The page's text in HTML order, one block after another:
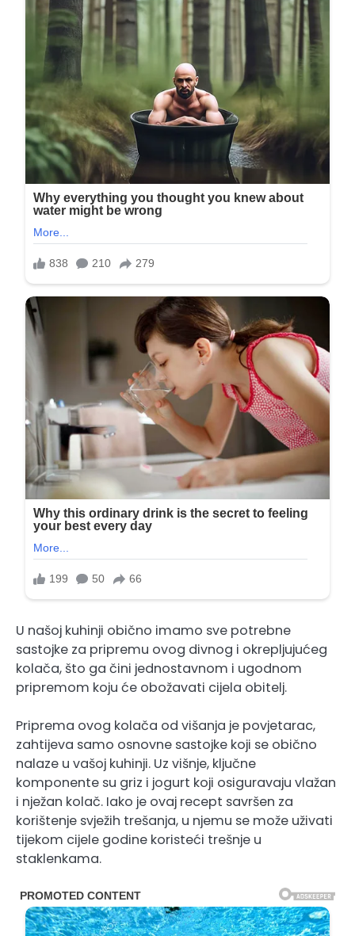
U našoj kuhinji obično imamo sve potrebne
sastojke za pripremu ovog divnog i okrepljujućeg
kolača, što ga čini jednostavnom i ugodnom
pripremom koju će obožavati cijela obitelj.
Priprema ovog kolača od višanja je povjetarac,
zahtijeva samo osnovne sastojke koji se obično
nalaze u vašoj kuhinji. Uz višnje, ključne
komponente su griz i jogurt koji osiguravaju vlažan
i nježan kolač. Iako je ovaj recept savršen za
korištenje svježih trešanja, u njemu se može uživati ​​
tijekom cijele godine koristeći trešnje u
staklenkama.